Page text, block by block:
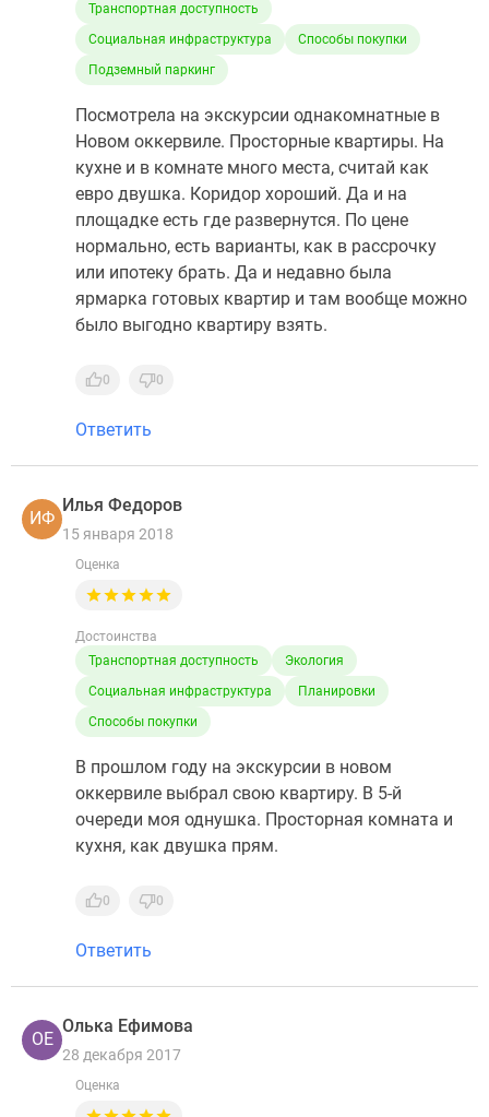
Транспортная доступность
Социальная инфраструктура
Способы покупки
Подземный паркинг
Посмотрела на экскурсии однакомнатные в
Новом оккервиле. Просторные квартиры. На
кухне и в комнате много места, считай как
евро двушка. Коридор хороший. Да и на
площадке есть где развернутся. По цене
нормально, есть варианты, как в рассрочку
или ипотеку брать. Да и недавно была
ярмарка готовых квартир и там вообще можно
было выгодно квартиру взять.
0 0
Ответить
ИФ
Илья Федоров
15 января 2018
Оценка
Достоинства
Транспортная доступность
Экология
Социальная инфраструктура
Планировки
Способы покупки
В прошлом году на экскурсии в новом
оккервиле выбрал свою квартиру. В 5-й
очереди моя однушка. Просторная комната и
кухня, как двушка прям.
0 0
Ответить
ОЕ
Олька Ефимова
28 декабря 2017
Оценка